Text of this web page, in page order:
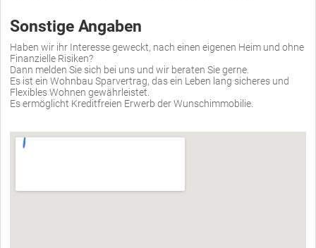
Sonstige Angaben
Haben wir ihr Interesse geweckt, nach einen eigenen Heim und ohne
Finanzielle Risiken?
Dann melden Sie sich bei uns und wir beraten Sie gerne.
Es ist ein Wohnbau Sparvertrag, das ein Leben lang sicheres und
Flexibles Wohnen gewährleistet.
Es ermöglicht Kreditfreien Erwerb der Wunschimmobilie.